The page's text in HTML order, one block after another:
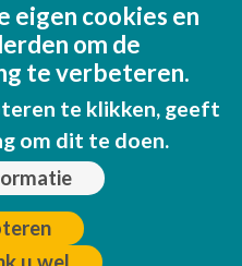
Regional
EUROPA
eigen cookies en
om de
te verbeteren.
te klikken, geeft
om dit te doen.